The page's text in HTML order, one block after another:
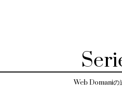
Web Domaniの